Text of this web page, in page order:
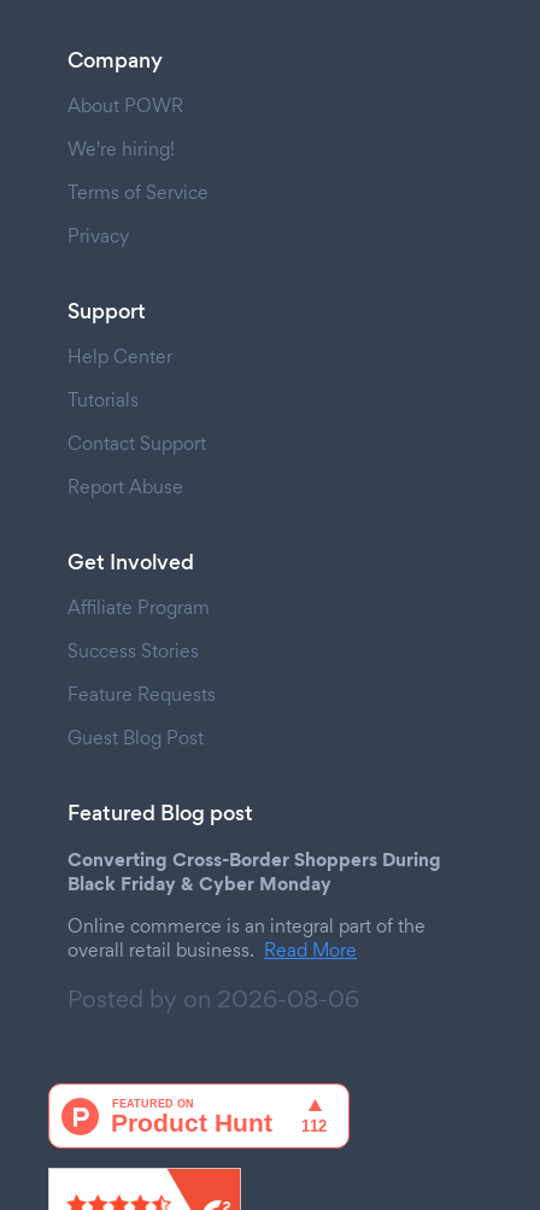
Company
About POWR
We're hiring!
Terms of Service
Privacy
Support
Help Center
Tutorials
Contact Support
Report Abuse
Get Involved
Affiliate Program
Success Stories
Feature Requests
Guest Blog Post
Featured Blog post
Converting Cross-Border Shoppers During
Black Friday & Cyber Monday
Online commerce is an integral part of the
overall retail business. Read More
Posted by on 2026-08-06